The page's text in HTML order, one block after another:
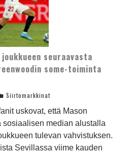
seuraavasta
some-toiminta
Siirtomarkkinat
uskovat, että Mason
sosiaalisen median alustalla
tulevan vahvistuksen.
Sevillassa viime kauden